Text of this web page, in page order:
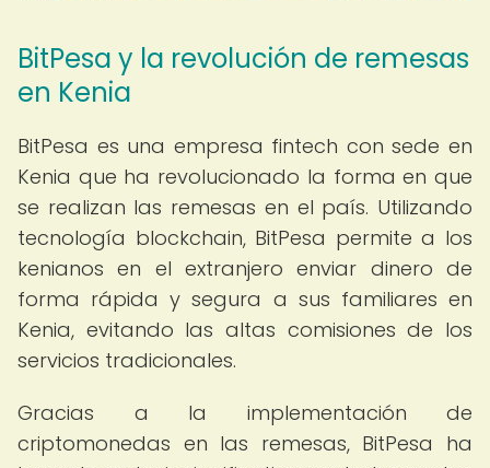
BitPesa y la revolución de remesas
en Kenia
BitPesa es una empresa fintech con sede en
Kenia que ha revolucionado la forma en que
se realizan las remesas en el país. Utilizando
tecnología blockchain, BitPesa permite a los
kenianos en el extranjero enviar dinero de
forma rápida y segura a sus familiares en
Kenia, evitando las altas comisiones de los
servicios tradicionales.
Gracias a la implementación de
criptomonedas en las remesas, BitPesa ha